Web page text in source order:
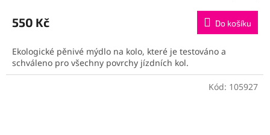
550 Kč Do košíku
Ekologické pěnivé mýdlo na kolo, které je testováno a
schváleno pro všechny povrchy jízdních kol.
Kód: 105927